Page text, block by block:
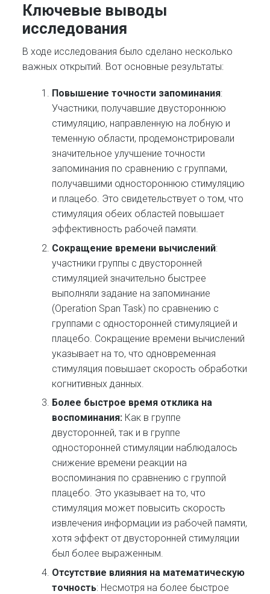
Ключевые выводы
исследования
В ходе исследования было сделано несколько
важных открытий. Вот основные результаты:
Повышение точности запоминания:
Участники, получавшие двустороннюю
стимуляцию, направленную на лобную и
теменную области, продемонстрировали
значительное улучшение точности
запоминания по сравнению с группами,
получавшими одностороннюю стимуляцию
и плацебо. Это свидетельствует о том, что
стимуляция обеих областей повышает
эффективность рабочей памяти.
Сокращение времени вычислений:
участники группы с двусторонней
стимуляцией значительно быстрее
выполняли задание на запоминание
(Operation Span Task) по сравнению с
группами с односторонней стимуляцией и
плацебо. Сокращение времени вычислений
указывает на то, что одновременная
стимуляция повышает скорость обработки
когнитивных данных.
Более быстрое время отклика на
воспоминания: Как в группе
двусторонней, так и в группе
односторонней стимуляции наблюдалось
снижение времени реакции на
воспоминания по сравнению с группой
плацебо. Это указывает на то, что
стимуляция может повысить скорость
извлечения информации из рабочей памяти,
хотя эффект от двусторонней стимуляции
был более выраженным.
Отсутствие влияния на математическую
точность: Несмотря на более быстрое